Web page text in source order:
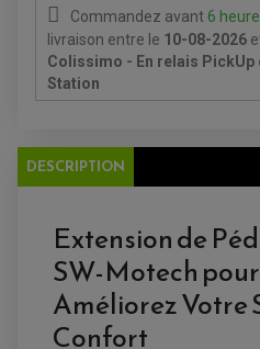
CLIGNOTANT MOTO
CLIGNOTANT TYPE ORIGINE
DÉMARREUR
ECLAIRAGE MOTO
FEUX ADDITIONNELS
KIT RECONDITIONNEMENT
STATOR
ANTIPARASITE NGK
BOUGIE NGK
FILTRE A AIR
FILTRE A HUILE
FILTRE ET ACCESSOIRE
OUTILLAGE
PRODUIT D'ENTRETIEN
ECLAIRAGE SCOOTER
POMPE A ESSENCE
FREINAGE
PLAQUETTE DE FREIN ARRIERE
MAÎTRE CYLINDRE
KIT RÉPARATION POMPE A
PIPE D'ADMISSION
RADIATEUR
Commandez avant 6
livraison entre le 10-08-2026
Colissimo - En relais PickUp
Station
DESCRIPTION
Extension de
SW-Motech
Améliorez Votre
Confort